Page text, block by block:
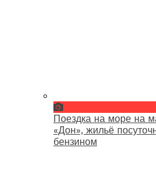
Поездка на море на
«Дон», жильё
бензином